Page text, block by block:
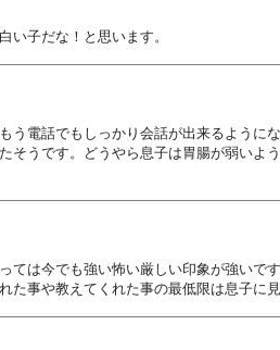
い子だな！と思います。
電話でもしっかり会話が出来るよう
うです。どうやら息子は胃腸が弱いよ
は今でも強い怖い厳しい印象が強いで
事や教えてくれた事の最低限は息子に